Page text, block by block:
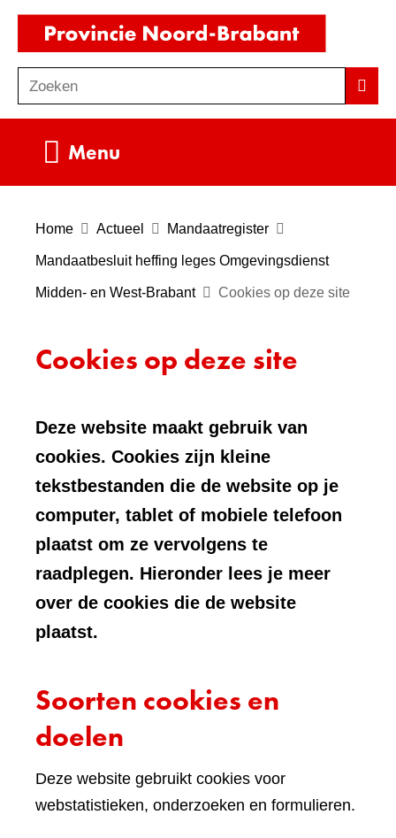
Ga
de
inhoud
o
e
Zoeken
Menu
Home Actueel Mandaatregister
Mandaatbesluit heffing leges Omgevingsdienst
Midden- en West-Brabant Cookies op deze site
Cookies op deze site
Deze website maakt gebruik van
cookies. Cookies zijn kleine
tekstbestanden die de website op je
computer, tablet of mobiele telefoon
plaatst om ze vervolgens te
raadplegen. Hieronder lees je meer
over de cookies die de website
plaatst.
Soorten cookies en
doelen
Deze website gebruikt cookies voor
webstatistieken, onderzoeken en formulieren.